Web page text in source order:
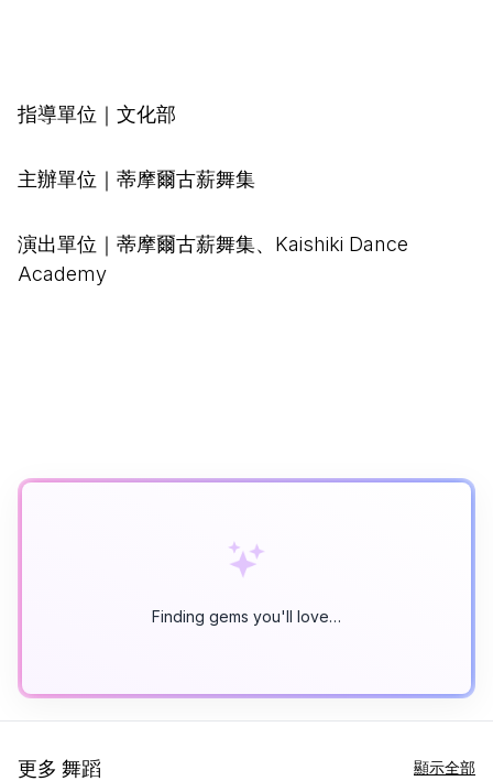
指導單位｜文化部
主辦單位｜蒂摩爾古薪舞集
演出單位｜蒂摩爾古薪舞集、Kaishiki Dance
Academy
Finding gems you'll love…
更多 舞蹈 顯示全部